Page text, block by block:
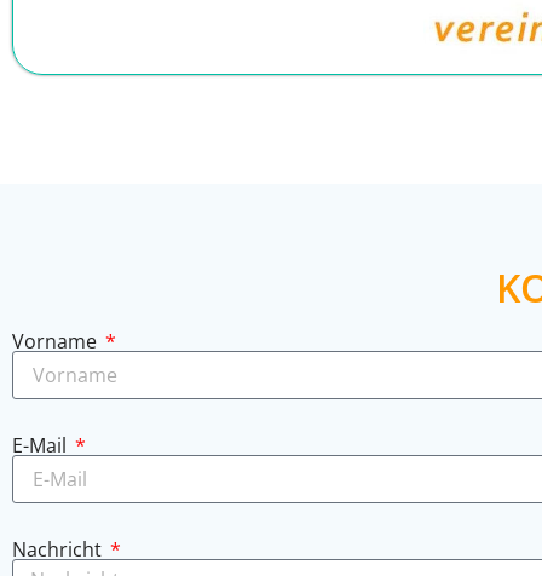
Vorname
E-Mail
Nachricht